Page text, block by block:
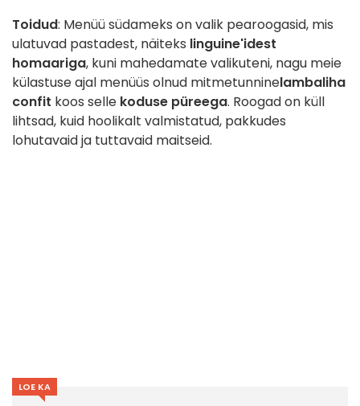
Toidud: Menüü südameks on valik pearoogasid, mis
ulatuvad pastadest, näiteks linguine'idest
homaariga, kuni mahedamate valikuteni, nagu meie
külastuse ajal menüüs olnud mitmetunninelambaliha
confit koos selle koduse püreega. Roogad on küll
lihtsad, kuid hoolikalt valmistatud, pakkudes
lohutavaid ja tuttavaid maitseid.
LOE KA